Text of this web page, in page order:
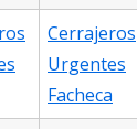
Cerrajeros
Urgentes
Facheca